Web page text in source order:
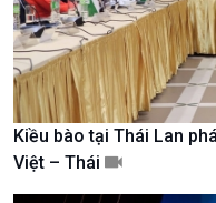
Kiều bào tại Thái Lan
Việt – Thái